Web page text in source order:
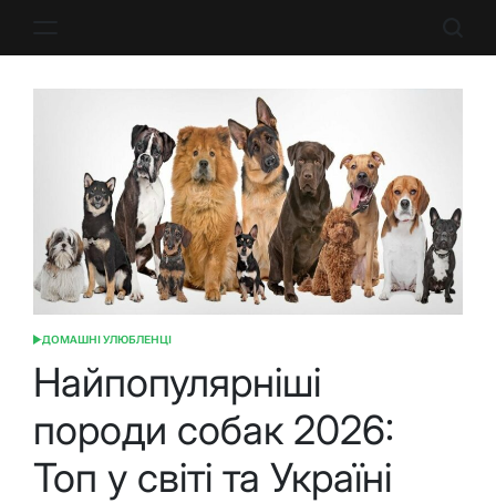
ОПУБЛІКУВАТИ
ДОМАШНІ УЛЮБЛЕНЦІ
Найпопулярніші
породи собак 2026:
Топ у світі та Україні